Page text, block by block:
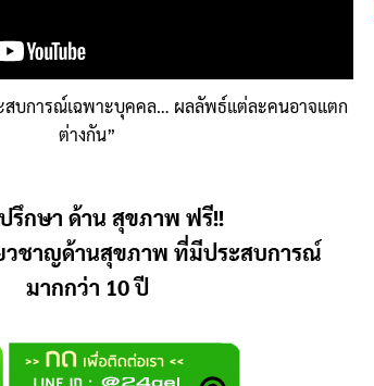
สบการณ์เฉพาะบุคคล… ผลลัพธ์แต่ละคนอาจแตก
ต่างกัน”
รึกษา ด้าน สุขภาพ ฟรี!!
วชาญด้านสุขภาพ ที่มีประสบการณ์
มากกว่า 10 ปี